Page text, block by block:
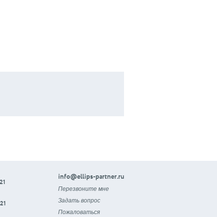
info@ellips-partner.ru
Перезвоните мне
Задать вопрос
Пожаловаться